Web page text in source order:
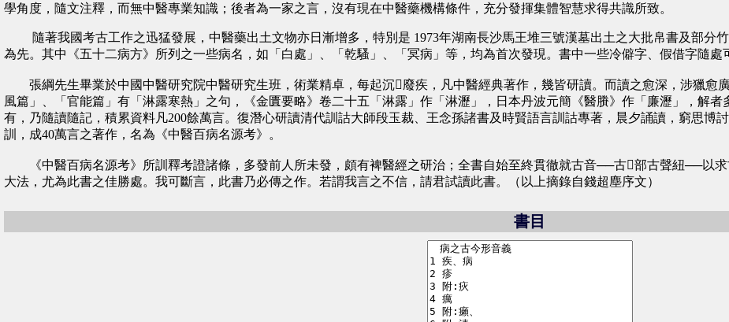
學角度，隨文注釋，而無中醫專業知識；後者為一家之言，沒有現在中醫藥機構條件，充分發揮集體智慧求得共識所致。
隨著我國考古工作之迅猛發展，中醫藥出土文物亦日漸增多，特別是 1973年湖南長沙馬王堆三號漢墓出土之大批帛書及部分竹
為先。其中《五十二病方》所列之一些病名，如「白處」、「乾騷」、「冥病」等，均為首次發現。書中一些冷僻字、假借字隨處
張綱先生畢業於中國中醫研究院中醫研究生班，術業精卓，每起沉廢疾，凡中醫經典著作，幾皆研讀。而讀之愈深，涉獵愈
風篇」、「官能篇」有「淋露寒熱」之句，《金匱要略》卷二十五「淋露」作「淋瀝」，日本丹波元簡《醫賸》作「廉瀝」，解
有，乃隨讀隨記，積累資料凡200餘萬言。復潛心研讀清代訓詁大師段玉裁、王念孫諸書及時賢語言訓詁專著，晨夕誦讀，窮思博
訓，成40萬言之著作，名為《中醫百病名源考》。
《中醫百病名源考》所訓釋考證諸條，多發前人所未發，頗有裨醫經之研治；全書自始至終貫徹就古音──古部古聲紐──以求
大法，尤為此書之佳勝處。我可斷言，此書乃必傳之作。若謂我言之不信，請君試讀此書。（以上摘錄自錢超塵序文）
書目